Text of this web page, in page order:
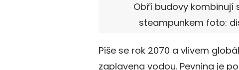
Obří budovy kombinují
steampunkem foto:
Píše se rok 2070 a vlivem
zaplavena vodou. Pevnina je